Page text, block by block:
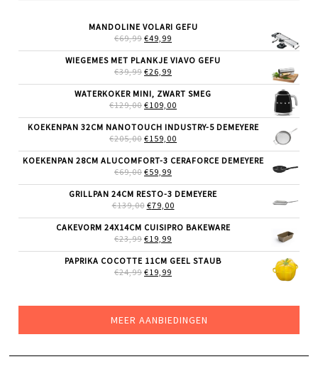
MANDOLINE VOLARI GEFU
€69,99 OORSPRONKELIJKE
WAS:
€69,99.
€49,99
IS:
WIEGEMES MET PLANKJE VIAVO GEFU
€39,99 OORSPRONKELIJKE
WAS:
€39,99.
€26,99
IS:
€26,99.
WATERKOKER MINI, ZWART SMEG
€129,00 OORSPRONKELIJKE
WAS:
€129,00.
€109,00
IS:
KOEKENPAN 32CM NANOTOUCH INDUSTRY-5 DEMEYERE
€205,00 OORSPRONKELIJKE
WAS:
€205,00.
€159,00
IS:
KOEKENPAN 28CM ALUCOMFORT-3 CERAFORCE DEMEYERE
€69,00 OORSPRONKELIJKE
WAS:
€69,00.
€59,99
IS:
€59,99.
GRILLPAN 24CM RESTO-3 DEMEYERE
€139,00 OORSPRONKELIJKE
WAS:
€139,00.
€79,00HUIDIGE
IS:
CAKEVORM 24X14CM CUISIPRO BAKEWARE
€23,99 OORSPRONKELIJKE
WAS:
€23,99.
€19,99
IS:
PAPRIKA COCOTTE 11CM GEEL STAUB
€24,99 OORSPRONKELIJKE
€19,99
MEER AANBIEDINGEN